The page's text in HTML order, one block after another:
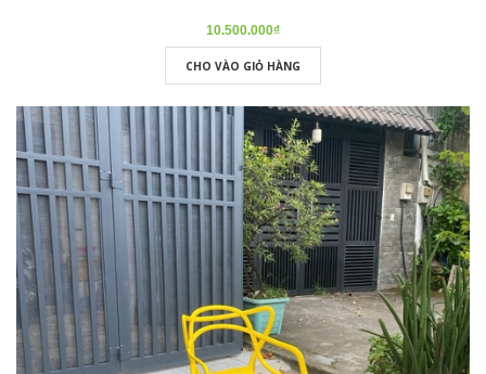
10.500.000₫
CHO VÀO GIỎ HÀNG